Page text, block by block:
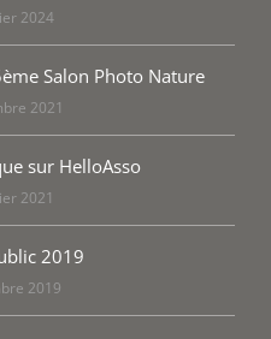
2024
Salon Photo Nature
2021
sur HelloAsso
2021
2019
2019